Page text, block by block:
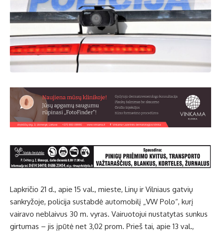
Lapkričio 21 d., apie 15 val., mieste, Linų ir Vilniaus gatvių
sankryžoje, policija sustabdė automobilį „VW Polo“, kurį
vairavo neblaivus 30 m. vyras. Vairuotojui nustatytas sunkus
girtumas – jis įpūtė net 3,02 prom. Prieš tai, apie 13 val.,